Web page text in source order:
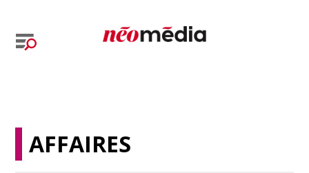
AFFAIRES